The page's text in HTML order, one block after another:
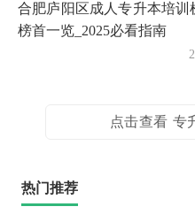
合肥庐阳区成人专升本培训
榜首一览_2025必看指南
点击查看 专
热门推荐